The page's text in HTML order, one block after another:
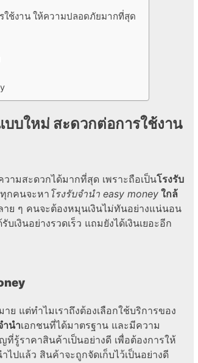
ใช้งาน ให้ความปลอดภัยมากที่สุด
บบใหม่ สะดวกต่อการใช้งาน
ามสะดวกได้มากที่สุด เพราะถือเป็นโรงรับ
กคนจะหา โรงรับจํานํา easy money ใกล้
าย ๆ คนจะต้องหมุนเงินไม่ทันอย่างแน่นอน
เงินอย่างรวดเร็ว แถมยังได้เงินเยอะอีก
ย แต่ทำไมเราถึงต้องเลือกใช้บริการของ
ำนำเอกชนที่ได้มาตรฐาน และมีความ
รู้ราคาสินค้าเป็นอย่างดี เพื่อต้องการให้
ปแล้ว สินค้าจะถูกจัดเก็บไว้เป็นอย่างดี